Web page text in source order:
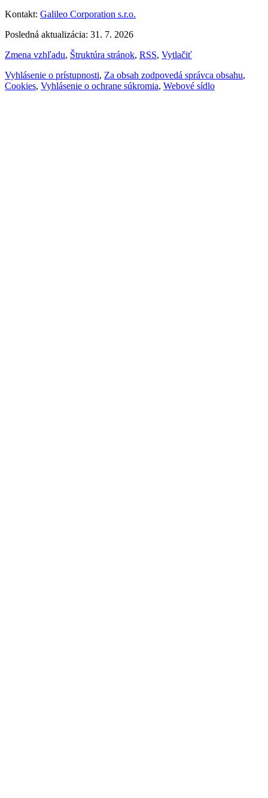
Kontakt: Galileo Corporation s.r.o.
Posledná aktualizácia: 31. 7. 2026
Zmena vzhľadu, Štruktúra stránok, RSS, Vytlačiť
Vyhlásenie o prístupnosti, Za obsah zodpovedá správca obsahu,
Cookies, Vyhlásenie o ochrane súkromia, Webové sídlo